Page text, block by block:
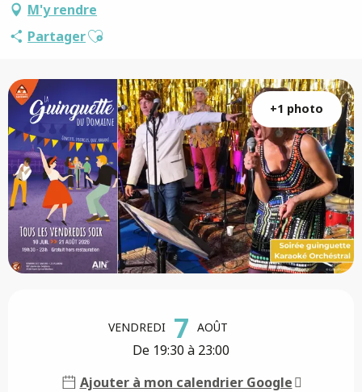
M'y rendre
PartagerAjouter aux favoris
+1 photo
VENDREDI 7 AOÛT
De 19:30 à 23:00
Ajouter à mon calendrier Google